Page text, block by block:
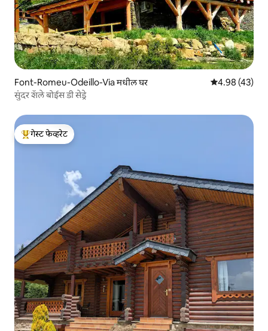
Font-Romeu-Odeillo-Via मधील घर 5 पैकी 4.98
4.98 (43)
सुंदर शॅले बोईस डी सेड्रे
टॉप गेस्ट फेव्हरेट
गेस्ट फेव्हरेट